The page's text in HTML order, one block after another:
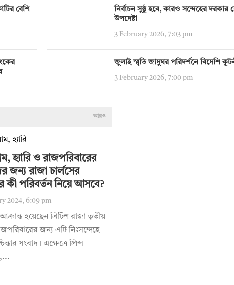
বেশি
নির্বাচন সুষ্ঠু হবে, কারও সন্দেহের দরকার
উপদেষ্টা
3 February 2026, 7:03 pm
জুলাই স্মৃতি জাদুঘর পরিদর্শনে বিদেশি
3 February 2026, 7:00 pm
আরও
হ্যারি ও রাজপরিবারের
জন্য রাজা চার্লসের
কী পরিবর্তন নিয়ে আসবে?
2024, 6:09 pm
আক্রান্ত হয়েছেন ব্রিটিশ রাজা তৃতীয়
জন্য এটি নিঃসন্দেহে
সংবাদ। এক্ষেত্রে প্রিন্স